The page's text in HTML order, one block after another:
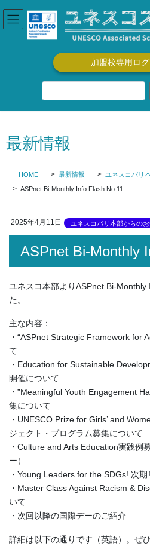
ン
テ
ビ
ゲ
加盟校専用ロ
最新情報
HOME 最新情報
ユネスコパリ
ASPnet Bi-Monthly Info Flash No.11
2025年4月11日 ユネスコパリ本部からの
ASPnet Bi-Monthly
ユネスコ本部よりASPnet Bi-
た。
主な内容：
・“ASPnet Strategic Framework for
て
・Education for Sustainable
開催について
・”Meaningful Youth Engagement
集について
・UNESCO Prize for Girls’ and
ジェクト・プログラム募集について
・Culture and Arts Education実践例
ー）
・Young Leaders for the SDGs! 次
・Master Class Against Racism &
いて
・次回以降の国際デーのご紹介
詳細は以下の通りです（英語）。ぜ